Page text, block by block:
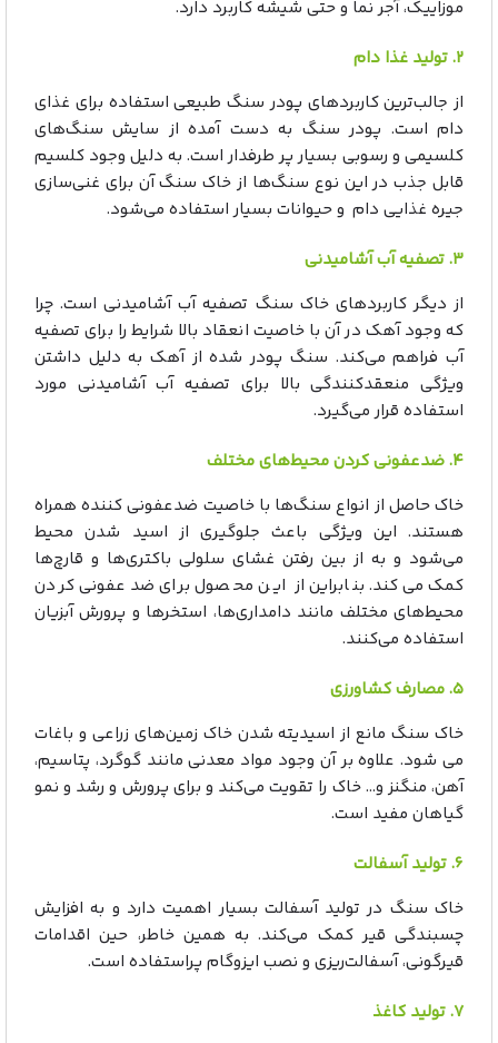
موزاییک، آجر نما و حتی شیشه کاربرد دارد.
۲. تولید غذا دام
از جالب‌ترین کاربردهای پودر سنگ طبیعی استفاده برای غذای
دام است. پودر سنگ به دست آمده از سایش سنگ‌های
کلسیمی و رسوبی بسیار پر طرفدار است. به دلیل وجود کلسیم
قابل جذب در این نوع سنگ‌ها از خاک سنگ آن برای غنی‌سازی
جیره غذایی دام و حیوانات بسیار استفاده می‌شود.
۳. تصفیه آب آشامیدنی
از دیگر کاربردهای خاک سنگ تصفیه آب آشامیدنی است. چرا
که وجود آهک در آن با خاصیت انعقاد بالا شرایط را برای تصفیه
آب فراهم می‌کند. سنگ پودر شده از آهک به دلیل داشتن
ویژگی منعقدکنندگی بالا برای تصفیه آب آشامیدنی مورد
استفاده قرار می‌گیرد.
۴. ضدعفونی کردن محیط‌های مختلف
خاک حاصل از انواع سنگ‌ها با خاصیت ضدعفونی کننده همراه
هستند. این ویژگی باعث جلوگیری از اسید شدن محیط
می‌شود و به از بین رفتن غشای سلولی باکتری‌ها و قارچ‌ها
کمک می‌کند. بنابراین از این محصول برای ضدعفونی کردن
محیط‌های مختلف مانند دامداری‌ها، استخرها و پرورش آبزیان
استفاده می‌کنند.
۵. مصارف کشاورزی
خاک سنگ مانع از اسیدیته شدن خاک زمین‌های زراعی و باغات
می شود. علاوه بر آن وجود مواد معدنی مانند گوگرد، پتاسیم،
آهن، منگنز و… خاک را تقویت می‌کند و برای پرورش و رشد و نمو
گیاهان مفید است.
۶. تولید آسفالت
خاک سنگ در تولید آسفالت بسیار اهمیت دارد و به افزایش
چسبندگی قیر کمک می‌کند. به همین خاطر، حین اقدامات
قیرگونی، آسفالت‌ریزی و نصب ایزوگام پراستفاده است.
۷. تولید کاغذ